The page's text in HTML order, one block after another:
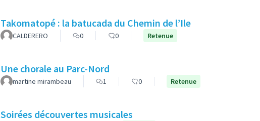
Takomatopé : la batucada du Chemin de l’Ile
CALDERERO 0 0 Retenue
Une chorale au Parc-Nord
martine mirambeau 1 0 Retenue
Soirées découvertes musicales